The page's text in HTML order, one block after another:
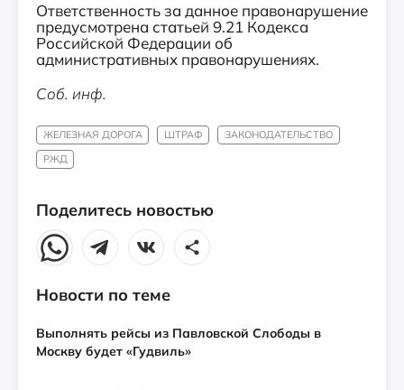
Ответственность за данное правонарушение
предусмотрена статьей 9.21 Кодекса
Российской Федерации об
административных правонарушениях.
Соб. инф.
ЖЕЛЕЗНАЯ ДОРОГА ШТРАФ
ЗАКОНОДАТЕЛЬСТВО
РЖД
Поделитесь новостью
Новости по теме
Выполнять рейсы из Павловской Слободы в
Москву будет «Гудвиль»